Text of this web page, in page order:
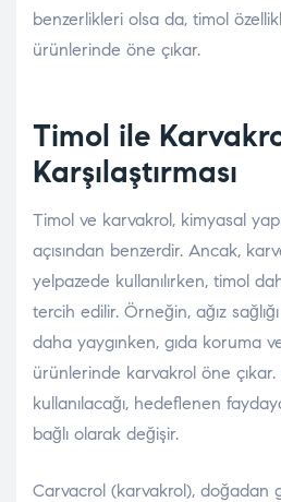
benzerlikleri olsa da, timol
ürünlerinde öne çıkar.
Timol ile
Karşılaştırması
Timol ve karvakrol, kimyasal
açısından benzerdir. Ancak,
yelpazede kullanılırken, timol
tercih edilir. Örneğin, ağız
daha yaygınken, gıda koruma
ürünlerinde karvakrol öne
kullanılacağı, hedeflenen
bağlı olarak değişir.
Carvacrol (karvakrol), doğadan